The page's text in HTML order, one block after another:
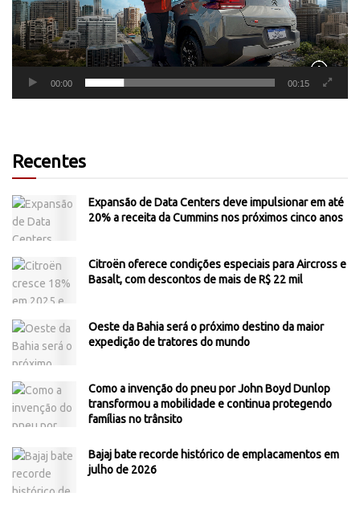
00:00 00:15
Recentes
Expansão de Data Centers deve impulsionar em até
20% a receita da Cummins nos próximos cinco anos
Citroën oferece condições especiais para Aircross e
Basalt, com descontos de mais de R$ 22 mil
Oeste da Bahia será o próximo destino da maior
expedição de tratores do mundo
Como a invenção do pneu por John Boyd Dunlop
transformou a mobilidade e continua protegendo
famílias no trânsito
Bajaj bate recorde histórico de emplacamentos em
julho de 2026